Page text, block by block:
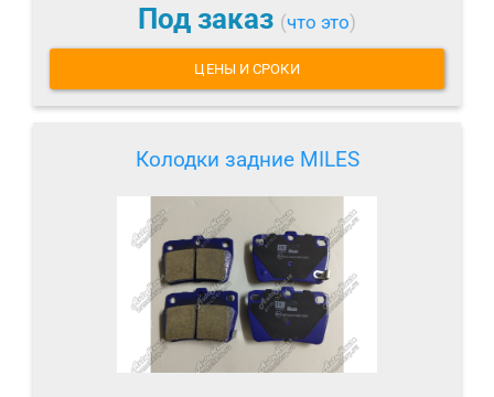
Под заказ (что это)
ЦЕНЫ И СРОКИ
Колодки задние MILES